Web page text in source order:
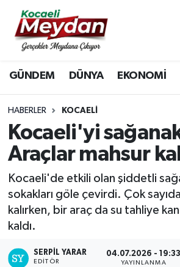
GÜNDEM DÜNYA EKONOMİ
HABERLER KOCAELI
Kocaeli'yi
Araçlar mahsur
Kocaeli'de etkili olan şiddetli
sokakları göle çevirdi. Çok
kalırken, bir araç da su tahliye
kaldı.
SERPİL YARAR
EDITÖR
04.07.2026 - 19:33
YAYINLANMA
Nöbetçi Eczaneler
Hava Durumu
Trafik Durumu
Süper Lig Puan Durumu ve
Son Dakika Haberleri
Haber Arşivi